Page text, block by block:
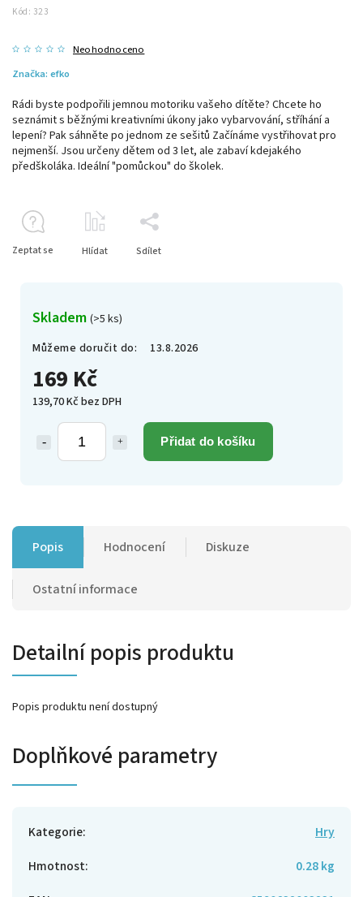
Kód: 323
Neohodnoceno
Značka: efko
169 Kč
139,70 Kč bez DPH
Přidat do košíku
Skladem (>5 ks)
Můžeme doručit do:
13.8.2026
Rádi byste podpořili jemnou motoriku vašeho dítěte? Chcete ho
seznámit s běžnými kreativními úkony jako vybarvování, stříhání a
lepení? Pak sáhněte po jednom ze sešitů Začínáme vystřihovat pro
nejmenší. Jsou určeny dětem od 3 let, ale zabaví kdejakého
předškoláka. Ideální "pomůckou" do školek.
Zeptat se Hlídat Sdílet
Popis Hodnocení Diskuze
Ostatní informace
Detailní popis produktu
Popis produktu není dostupný
Doplňkové parametry
Kategorie:
Hry
Hmotnost:
0.28 kg